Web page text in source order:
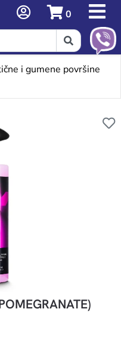
0
i gumene površine
DETAILER